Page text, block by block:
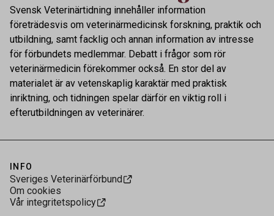
Svensk Veterinärtidning innehåller information
företrädesvis om veterinärmedicinsk forskning, praktik och
utbildning, samt facklig och annan information av intresse
för förbundets medlemmar. Debatt i frågor som rör
veterinärmedicin förekommer också. En stor del av
materialet är av vetenskaplig karaktär med praktisk
inriktning, och tidningen spelar därför en viktig roll i
efterutbildningen av veterinärer.
INFO
Sveriges Veterinärförbund
Om cookies
Vår integritetspolicy